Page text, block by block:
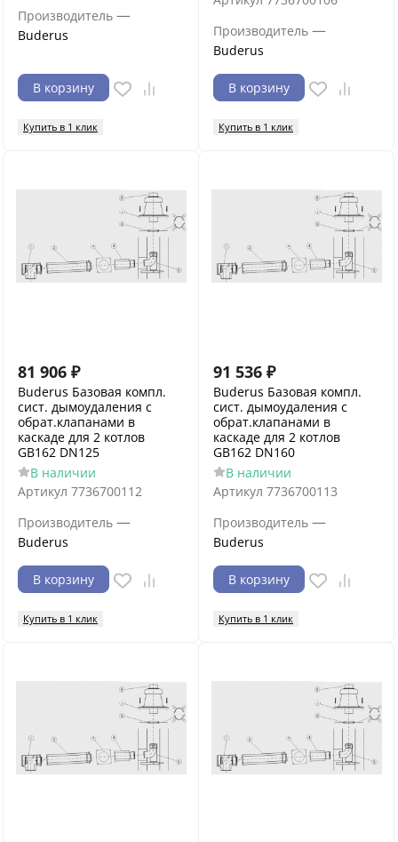
Производитель —
Buderus
В корзину
Купить в 1 клик
Производитель —
Buderus
В корзину
Купить в 1 клик
81 906 ₽
Buderus Базовая компл.
сист. дымоудаления c
обрат.клапанами в
каскаде для 2 котлов
GB162 DN125
В наличии
Артикул 7736700112
Производитель —
Buderus
В корзину
Купить в 1 клик
91 536 ₽
Buderus Базовая компл.
сист. дымоудаления c
обрат.клапанами в
каскаде для 2 котлов
GB162 DN160
В наличии
Артикул 7736700113
Производитель —
Buderus
В корзину
Купить в 1 клик